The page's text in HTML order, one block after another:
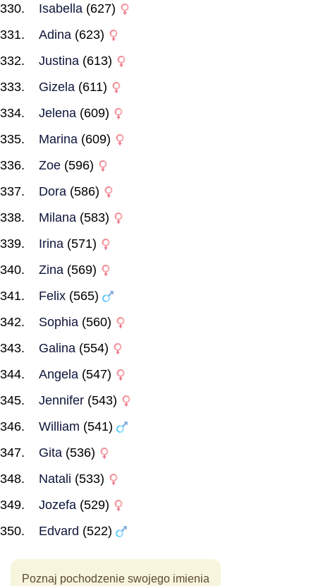
Isabella (627)
Adina (623)
Justina (613)
Gizela (611)
Jelena (609)
Marina (609)
Zoe (596)
Dora (586)
Milana (583)
Irina (571)
Zina (569)
Felix (565)
Sophia (560)
Galina (554)
Angela (547)
Jennifer (543)
William (541)
Gita (536)
Natali (533)
Jozefa (529)
Edvard (522)
Poznaj pochodzenie swojego imienia